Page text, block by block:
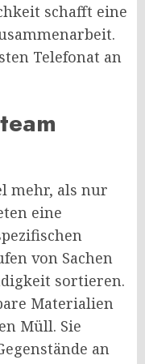
schafft eine
Telefonat an
mehr, als nur
eine
von Sachen
sortieren.
Materialien
Müll. Sie
an